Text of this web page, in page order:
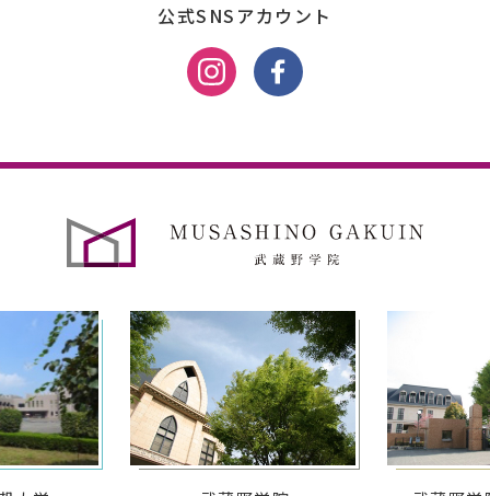
公式SNSアカウント